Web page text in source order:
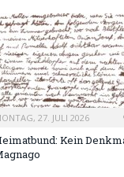
27. JULI 2026
Kein